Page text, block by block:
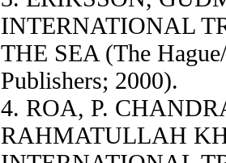
INTERNATIONAL
THE SEA (The
Publishers; 2000).
4. ROA, P.
RAHMATULLAH